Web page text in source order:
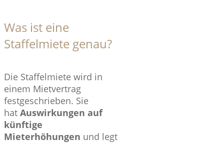
Was ist eine
Staffelmiete genau?
Die Staffelmiete wird in
einem Mietvertrag
festgeschrieben. Sie
hat Auswirkungen auf
künftige
Mieterhöhungen und legt